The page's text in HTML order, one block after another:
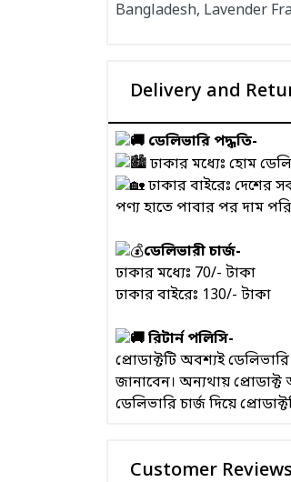
Bangladesh, Lavender
Delivery and
ডেলিভারি পদ্ধতি-
ঢাকার মধ্যেঃ হোম
ঢাকার বাইরেঃ দেশের
পণ্য হাতে পাবার পর দাম
ডেলিভারী চার্জ-
ঢাকার মধ্যেঃ 70/- টাকা
ঢাকার বাইরেঃ 130/- টাকা
রিটার্ন পলিসি-
প্রোডাক্টটি অবশ্যই
জানাবেন। অন্যথায়
ডেলিভারি চার্জ দিয়ে
Customer Reviews